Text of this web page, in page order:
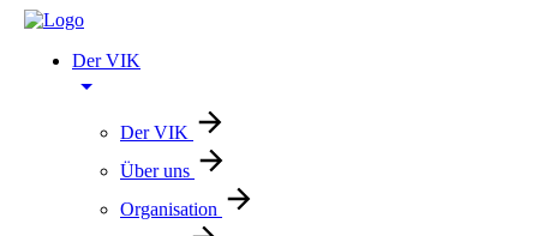
Der VIK
Der VIK
Über uns
Organisation